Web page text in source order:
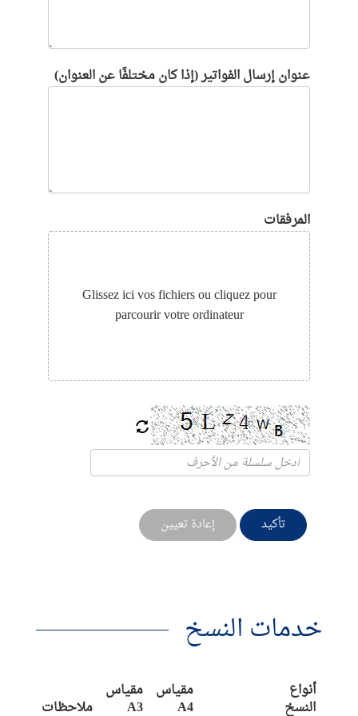
عنوان إرسال الفواتير (إذا كان مختلفًا عن العنوان)
المرفقات
Glissez ici vos fichiers ou cliquez pour
parcourir votre ordinateur
تأكيد إعادة تعيين
خدمات النسخ
أنواع
النسخ
مقياس
A4
مقياس
A3
ملاحظات